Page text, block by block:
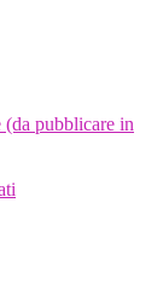
(da pubblicare in